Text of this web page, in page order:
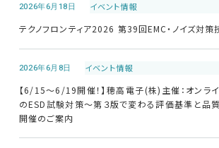
2026年6月18日 イベント情報
テクノフロンティア2026 第39回EMC・ノイズ対
2026年6月8日 イベント情報
【6/15～6/19開催！】穂高電子(株)主催：オンラ
のESD試験対策～第３版で変わる評価基準と品
開催のご案内